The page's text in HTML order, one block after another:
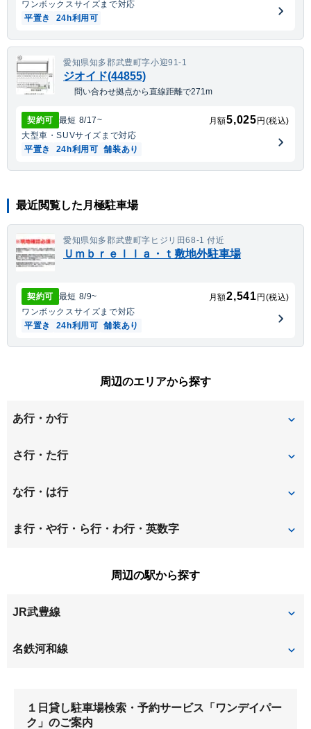
ワンボックスサイズまで対応
平置き
24h利用可
愛知県知多郡武豊町字小迎91-1
ジオイド(44855)
問い合わせ拠点から直線距離で271m
契約可 最短 8/17~ 月額5,025 円(税込)
大型車・SUVサイズまで対応
平置き
24h利用可 舗装あり
最近閲覧した月極駐車場
愛知県知多郡武豊町字ヒジリ田68-1 付近
Ｕｍｂｒｅｌｌａ・ｔ敷地外駐車場
契約可 最短 8/9~ 月額2,541 円(税込)
ワンボックスサイズまで対応
平置き
24h利用可 舗装あり
周辺のエリアから探す
あ行・か行
青山
さ行・た行
下門
な行・は行
成岩東町 西門
ま行・や行・ら行・わ行・英数字
周辺の駅から探す
JR武豊線
東成岩
名鉄河和線
青山
１日貸し駐車場検索・予約サービス「ワンデイパー
ク」のご案内